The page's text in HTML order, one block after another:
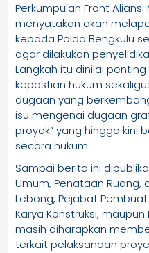
Perkumpulan Front
menyatakan akan
kepada Polda Bengkulu
agar dilakukan
Langkah itu dinilai
kepastian hukum
dugaan yang
isu mengenai dugaan
proyek” yang hingga kini
secara hukum.
Sampai berita ini
Umum, Penataan Ruang,
Lebong, Pejabat
Karya Konstruksi,
masih diharapkan
terkait pelaksanaan